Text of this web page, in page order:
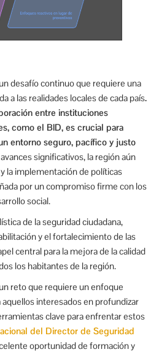
desafío continuo que requiere una
a las realidades locales de cada país.
entre instituciones
como el BID, es crucial para
entorno seguro, pacífico y justo
significativos, la región aún
la implementación de políticas
por un compromiso firme con los
social.
de la seguridad ciudadana,
y el fortalecimiento de las
central para la mejora de la calidad
los habitantes de la región.
reto que requiere un enfoque
interesados en profundizar
clave para enfrentar estos
del Director de Seguridad
oportunidad de formación y